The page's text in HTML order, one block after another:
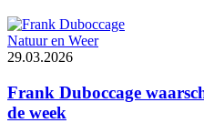
Natuur en Weer
29.03.2026
Frank Duboccage
de week